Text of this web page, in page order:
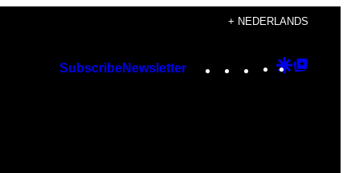
+ NEDERLANDS
SubscribeNewsletter Instagram
TikTok
YouTube
Google